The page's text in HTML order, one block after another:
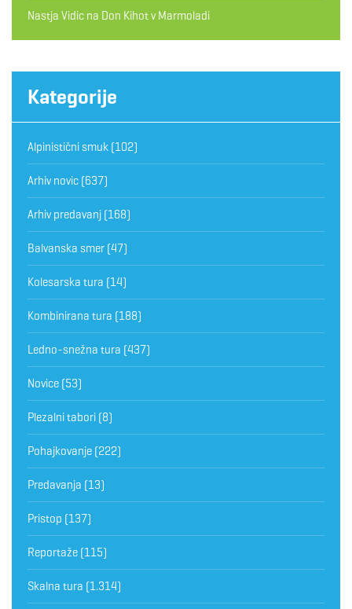
Nastja Vidic na Don Kihot v Marmoladi
Kategorije
Alpinistični smuk (102)
Arhiv novic (637)
Arhiv predavanj (168)
Balvanska smer (47)
Kolesarska tura (14)
Kombinirana tura (188)
Ledno-snežna tura (437)
Novice (53)
Plezalni tabori (8)
Pohajkovanje (222)
Predavanja (13)
Pristop (137)
Reportaže (115)
Skalna tura (1.314)